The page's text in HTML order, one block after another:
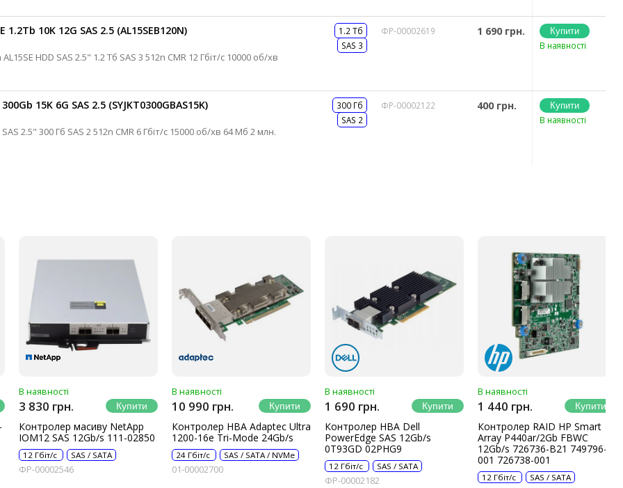
10K 12G SAS 2.5 (AL15SEB120N)
1.2 Тб
SAS 3
ФР-00002619 1 690 грн.
В наявності
15K 6G SAS 2.5 (SYJKT0300GBAS15K)
300 Гб
SAS 2
ФР-00002122 400 грн.
В наявності
В наявності
3 830 грн.
Контролер масиву NetApp
IOM12 SAS 12Gb/s 111-02850
12 Гбіт/с SAS / SATA
ФР-00002546
В наявності
10 990 грн.
Контролер HBA Adaptec Ultra
1200-16e Tri-Mode 24Gb/s
24 Гбіт/с SAS / SATA / NVMe
01-00002700
В наявності
1 690 грн.
Контролер HBA Dell
PowerEdge SAS 12Gb/s
0T93GD 02PHG9
12 Гбіт/с SAS / SATA
ФР-00002182
В наявності
1 440 грн.
Контролер RAID HP Smart
Array P440ar/2Gb FBWC
12Gb/s 726736-B21 749796-
001 726738-001
12 Гбіт/с SAS / SATA